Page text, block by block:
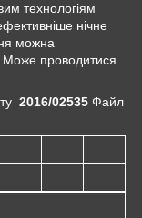
технологіям
нічне
можна
Може проводитися
2016/02535 Файл